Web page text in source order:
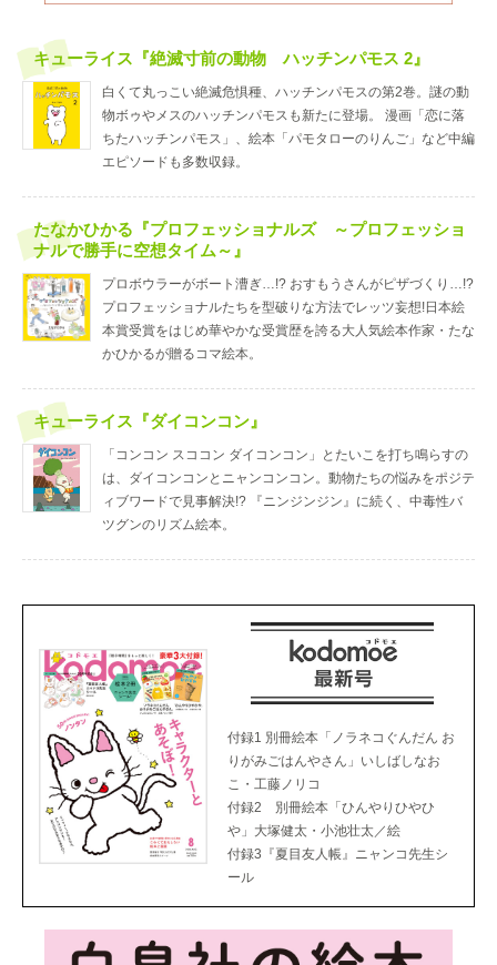
キューライス『絶滅寸前の動物 ハッチンパモス 2』
白くて丸っこい絶滅危惧種、ハッチンパモスの第2巻。謎の動
物ボゥやメスのハッチンパモスも新たに登場。 漫画「恋に落
ちたハッチンパモス」、絵本「パモタローのりんご」など中編
エピソードも多数収録。
たなかひかる『プロフェッショナルズ ～プロフェッショ
ナルで勝手に空想タイム～』
プロボウラーがボート漕ぎ…!? おすもうさんがピザづくり…!?
プロフェッショナルたちを型破りな方法でレッツ妄想!日本絵
本賞受賞をはじめ華やかな受賞歴を誇る大人気絵本作家・たな
かひかるが贈るコマ絵本。
キューライス『ダイコンコン』
「コンコン スココン ダイコンコン」とたいこを打ち鳴らすの
は、ダイコンコンとニャンコンコン。動物たちの悩みをポジテ
ィブワードで見事解決!? 『ニンジンジン』に続く、中毒性バ
ツグンのリズム絵本。
付録1 別冊絵本「ノラネコぐんだん お
りがみごはんやさん」いしばしなお
こ・工藤ノリコ
付録2 別冊絵本「ひんやりひやひ
や」大塚健太・小池壮太／絵
付録3『夏目友人帳』ニャンコ先生シ
ール